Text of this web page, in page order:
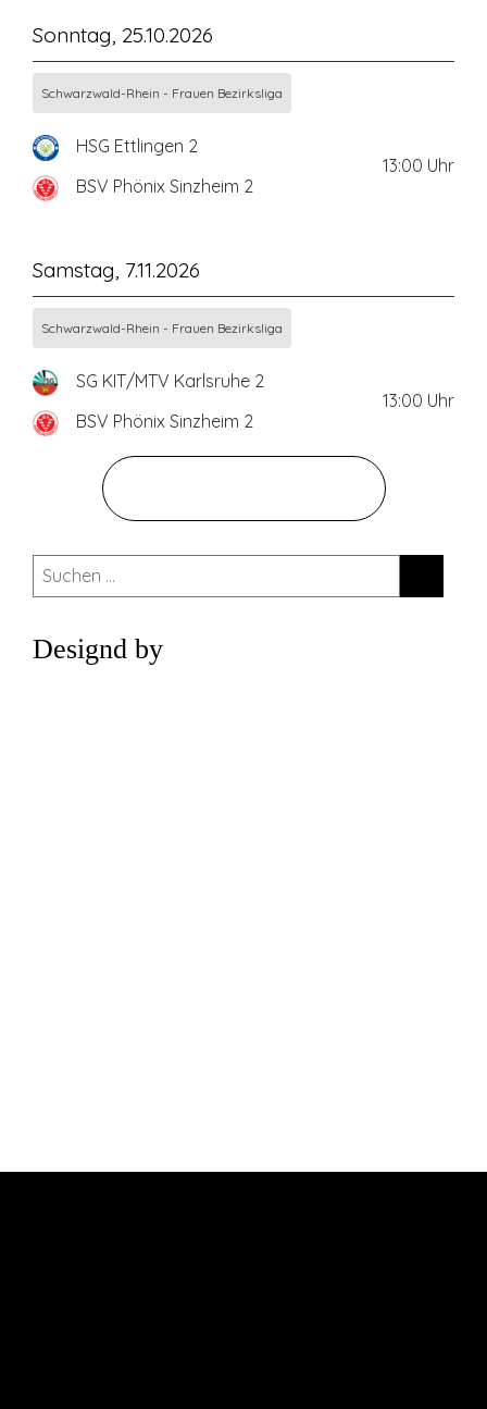
Sonntag, 25.10.2026
Schwarzwald-Rhein - Frauen Bezirksliga
HSG Ettlingen 2
BSV Phönix Sinzheim 2
13:00 Uhr
Samstag, 7.11.2026
Schwarzwald-Rhein - Frauen Bezirksliga
SG KIT/MTV Karlsruhe 2
BSV Phönix Sinzheim 2
13:00 Uhr
Suchen
nach:
Designd by